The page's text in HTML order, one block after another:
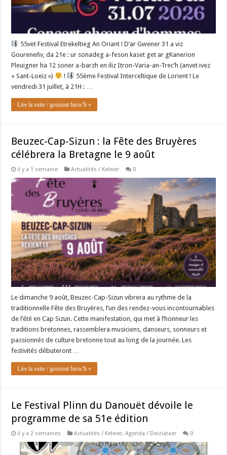
55vet Festival Etrekeltieg An Oriant ! D’ar Gwener 31 a viz
Goureneñv, da 21e : ur sonadeg a-feson kaset get ar gKanerion
Pleuigner ha 12 soner a-barzh en iliz Itron-Varia-an-Trec’h (anvet ivez
« Sant-Loeiz »)
!
55ème Festival Interceltique de Lorient ! Le
vendredi 31 juillet, à 21H : …
Lire la suite / gouzout hiroc'h »
Beuzec-Cap-Sizun : la Fête des Bruyères
célébrera la Bretagne le 9 août
il y a 1 semaine Actualités / Keleier 0
Le dimanche 9 août, Beuzec-Cap-Sizun vibrera au rythme de la
traditionnelle Fête des Bruyères, l’un des rendez-vous incontournables
de l’été en Cap Sizun. Cette manifestation, qui met à l’honneur les
traditions bretonnes, rassemblera musiciens, danseurs, sonneurs et
passionnés de culture bretonne tout au long de la journée. Les
festivités débuteront …
Lire la suite / gouzout hiroc'h »
Le Festival Plinn du Danouët dévoile le
programme de sa 51e édition
il y a 2 semaines Actualités / Keleier,Agenda / Deiziataer 0